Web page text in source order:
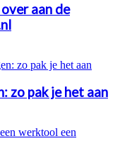
aan de
zo pak je het aan